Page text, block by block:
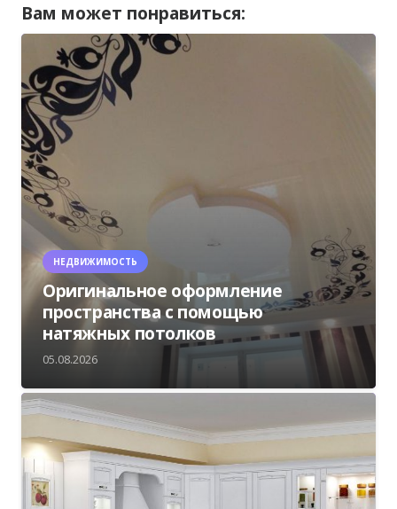
Вам может понравиться:
НЕДВИЖИМОСТЬ
Оригинальное оформление
пространства с помощью
натяжных потолков
05.08.2026